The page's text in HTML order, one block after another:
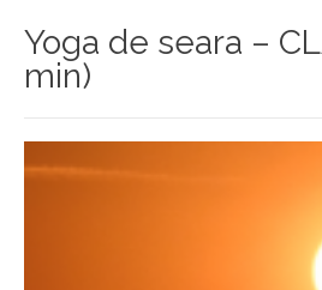
Yoga de seara –
min)